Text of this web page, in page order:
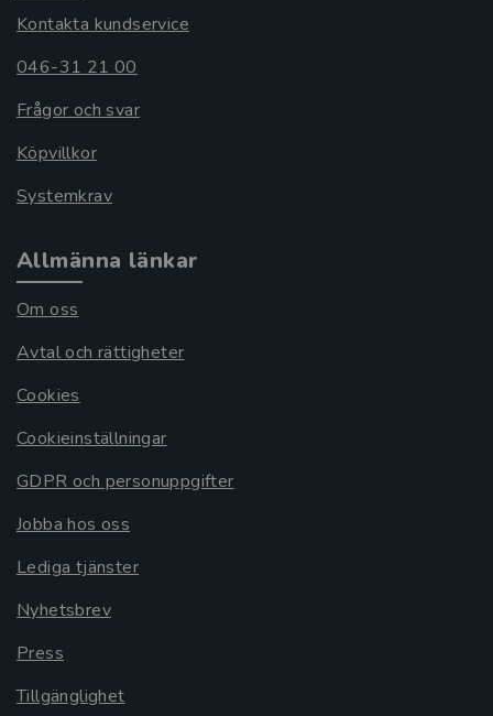
Kontakta kundservice
046-31 21 00
Frågor och svar
Köpvillkor
Systemkrav
Allmänna länkar
Om oss
Avtal och rättigheter
Cookies
Cookieinställningar
GDPR och personuppgifter
Jobba hos oss
Lediga tjänster
Nyhetsbrev
Press
Tillgänglighet